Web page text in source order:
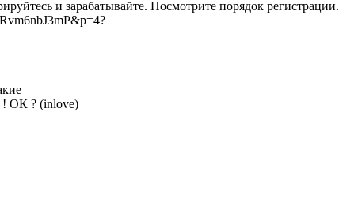
и зарабатывайте. Посмотрите порядок регистрации.
ОК ? (inlove)